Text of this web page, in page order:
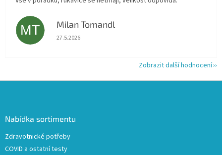
MT Milan Tomandl
Hodnocení obchodu je 5 z 5 hvězdiček.
27.5.2026
Zobrazit další hodnocení
Nabídka sortimentu
Zdravotnické potřeby
COVID a ostatní testy